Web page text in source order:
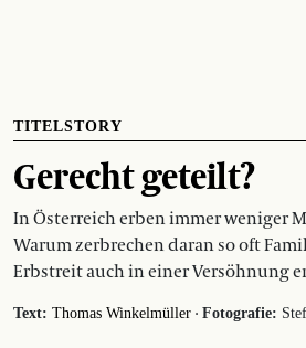
TITELSTORY
Gerecht geteilt?
In Österreich erben immer weniger
Warum zerbrechen daran so oft
Erbstreit auch in einer Versöhnung
Text: Thomas Winkelmüller · Fotografie: